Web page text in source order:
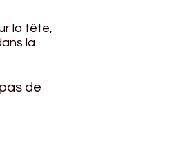
la tête,
la
de